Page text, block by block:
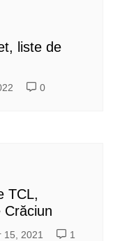
liste de
0
TCL,
Crăciun
15, 2021 1